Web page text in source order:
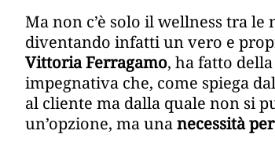
Ma non c’è solo il wellness tra
diventando infatti un vero e
Vittoria Ferragamo, ha fatto
impegnativa che, come spiega
al cliente ma dalla quale non si
un’opzione, ma unanecessità